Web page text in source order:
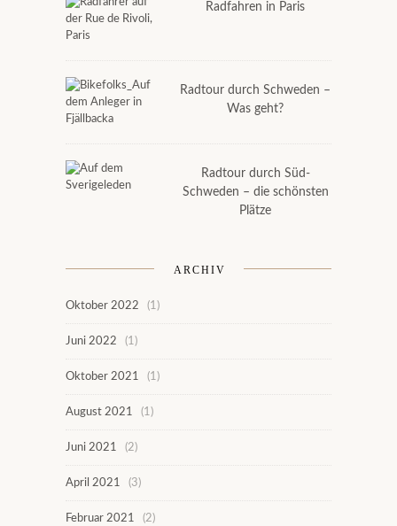
Radfahren in Paris
Radtour durch Schweden –
Was geht?
Radtour durch Süd-
Schweden – die schönsten
Plätze
ARCHIV
Oktober 2022 (1)
Juni 2022 (1)
Oktober 2021 (1)
August 2021 (1)
Juni 2021 (2)
April 2021 (3)
Februar 2021 (2)